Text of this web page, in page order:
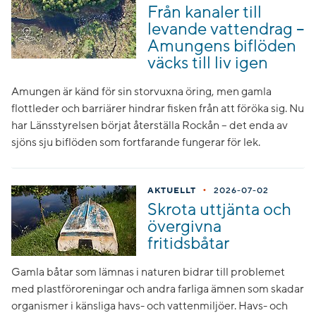
Från kanaler till
levande vattendrag –
Amungens biflöden
väcks till liv igen
Amungen är känd för sin storvuxna öring, men gamla
flottleder och barriärer hindrar fisken från att föröka sig. Nu
har Länsstyrelsen börjat återställa Rockån – det enda av
sjöns sju biflöden som fortfarande fungerar för lek.
AKTUELLT • 2026-07-02
Skrota uttjänta och
övergivna
fritidsbåtar
Gamla båtar som lämnas i naturen bidrar till problemet
med plastföroreningar och andra farliga ämnen som skadar
organismer i känsliga havs- och vattenmiljöer. Havs- och